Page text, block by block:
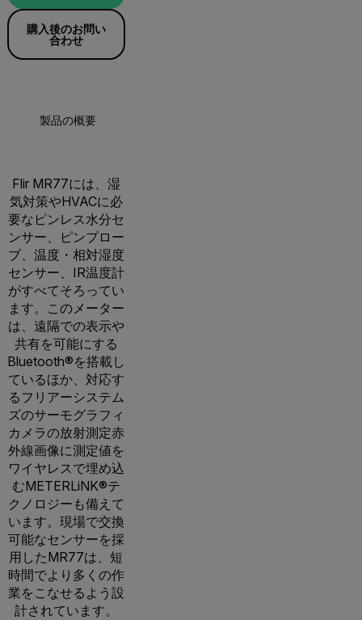
購入後のお問い
合わせ
製品の概要
Flir MR77には、湿
気対策やHVACに必
要なピンレス水分セ
ンサー、ピンプロー
ブ、温度・相対湿度
センサー、IR温度計
がすべてそろってい
ます。このメーター
は、遠隔での表示や
共有を可能にする
Bluetooth®を搭載し
ているほか、対応す
るフリアーシステム
ズのサーモグラフィ
カメラの放射測定赤
外線画像に測定値を
ワイヤレスで埋め込
むMETERLiNK®テ
クノロジーも備えて
います。現場で交換
可能なセンサーを採
用したMR77は、短
時間でより多くの作
業をこなせるよう設
計されています。